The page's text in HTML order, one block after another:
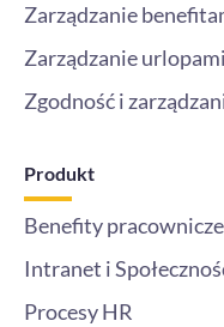
Zarządzanie
Zarządzanie
Zgodność i
Produkt
Benefity pracownicze
Intranet i
Procesy HR